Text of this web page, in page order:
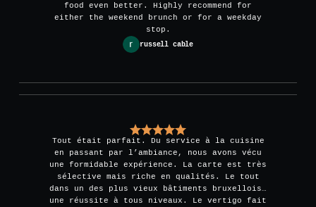
food even better. Highly recommend for
either the weekend brunch or for a weekday
stop.
russell cable
Tout était parfait. Du service à la cuisine
en passant par l’ambiance, nous avons vécu
une formidable expérience. La carte est très
sélective mais riche en qualités. Le tout
dans un des plus vieux bâtiments bruxellois…
une réussite à tous niveaux. Le vertigo fait